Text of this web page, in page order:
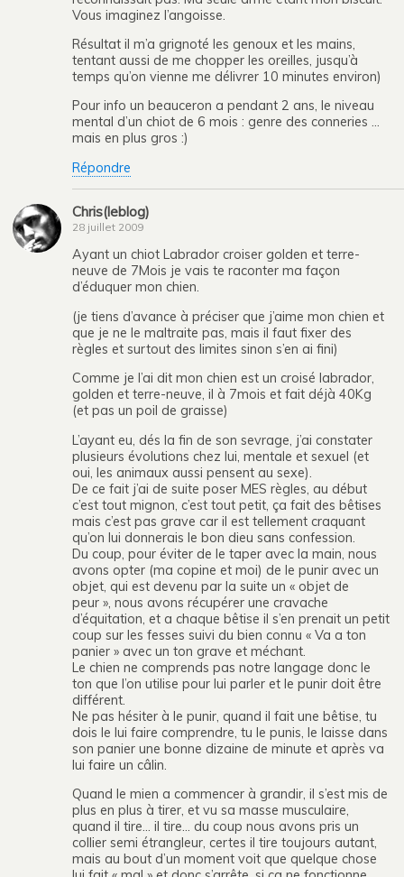
Vous imaginez l’angoisse.
Résultat il m’a grignoté les genoux et les mains,
tentant aussi de me chopper les oreilles, jusqu’à
temps qu’on vienne me délivrer 10 minutes environ)
Pour info un beauceron a pendant 2 ans, le niveau
mental d’un chiot de 6 mois : genre des conneries …
mais en plus gros :)
Répondre
Chris(leblog)
28 juillet 2009
Ayant un chiot Labrador croiser golden et terre-
neuve de 7Mois je vais te raconter ma façon
d’éduquer mon chien.
(je tiens d’avance à préciser que j’aime mon chien et
que je ne le maltraite pas, mais il faut fixer des
règles et surtout des limites sinon s’en ai fini)
Comme je l’ai dit mon chien est un croisé labrador,
golden et terre-neuve, il à 7mois et fait déjà 40Kg
(et pas un poil de graisse)
L’ayant eu, dés la fin de son sevrage, j’ai constater
plusieurs évolutions chez lui, mentale et sexuel (et
oui, les animaux aussi pensent au sexe).
De ce fait j’ai de suite poser MES règles, au début
c’est tout mignon, c’est tout petit, ça fait des bêtises
mais c’est pas grave car il est tellement craquant
qu’on lui donnerais le bon dieu sans confession.
Du coup, pour éviter de le taper avec la main, nous
avons opter (ma copine et moi) de le punir avec un
objet, qui est devenu par la suite un « objet de
peur », nous avons récupérer une cravache
d’équitation, et a chaque bêtise il s’en prenait un petit
coup sur les fesses suivi du bien connu « Va a ton
panier » avec un ton grave et méchant.
Le chien ne comprends pas notre langage donc le
ton que l’on utilise pour lui parler et le punir doit être
différent.
Ne pas hésiter à le punir, quand il fait une bêtise, tu
dois le lui faire comprendre, tu le punis, le laisse dans
son panier une bonne dizaine de minute et après va
lui faire un câlin.
Quand le mien a commencer à grandir, il s’est mis de
plus en plus à tirer, et vu sa masse musculaire,
quand il tire… il tire… du coup nous avons pris un
collier semi étrangleur, certes il tire toujours autant,
mais au bout d’un moment voit que quelque chose